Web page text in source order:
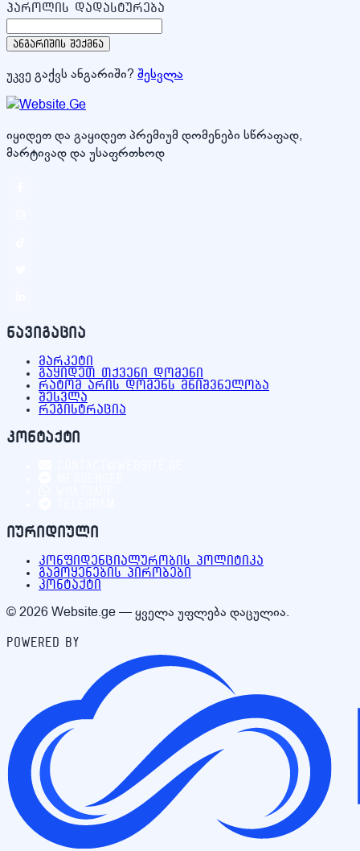
პაროლის დადასტურება
ანგარიშის შექმნა
უკვე გაქვს ანგარიში? შესვლა
იყიდეთ და გაყიდეთ პრემიუმ დომენები სწრაფად,
მარტივად და უსაფრთხოდ
ნავიგაცია
მარკეტი
გაყიდეთ თქვენი დომენი
რატომ არის დომენს მნიშვნელობა
შესვლა
რეგისტრაცია
კონტაქტი
იურიდიული
კონფიდენციალურობის პოლიტიკა
გამოყენების პირობები
კონტაქტი
© 2026 Website.ge — ყველა უფლება დაცულია.
Powered by